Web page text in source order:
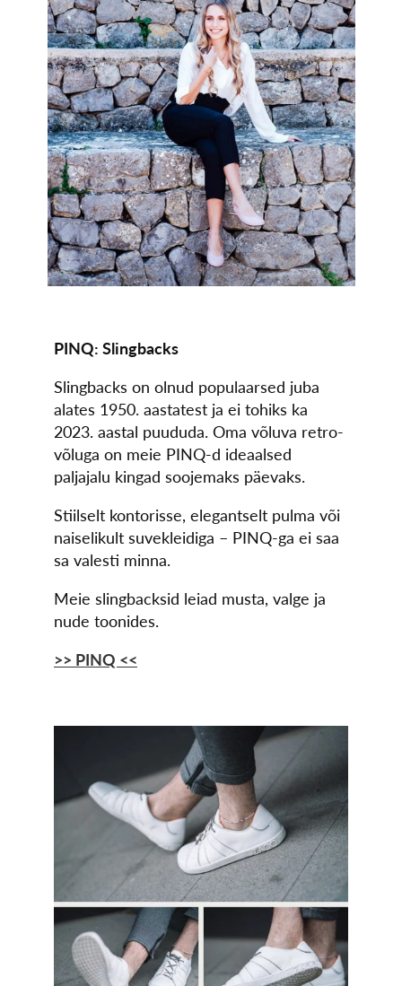
PINQ: Slingbacks
Slingbacks on olnud populaarsed juba
alates 1950. aastatest ja ei tohiks ka
2023. aastal puududa. Oma võluva retro-
võluga on meie PINQ-d ideaalsed
paljajalu kingad soojemaks päevaks.
Stiilselt kontorisse, elegantselt pulma või
naiselikult suvekleidiga – PINQ-ga ei saa
sa valesti minna.
Meie slingbacksid leiad musta, valge ja
nude toonides.
>> PINQ <<